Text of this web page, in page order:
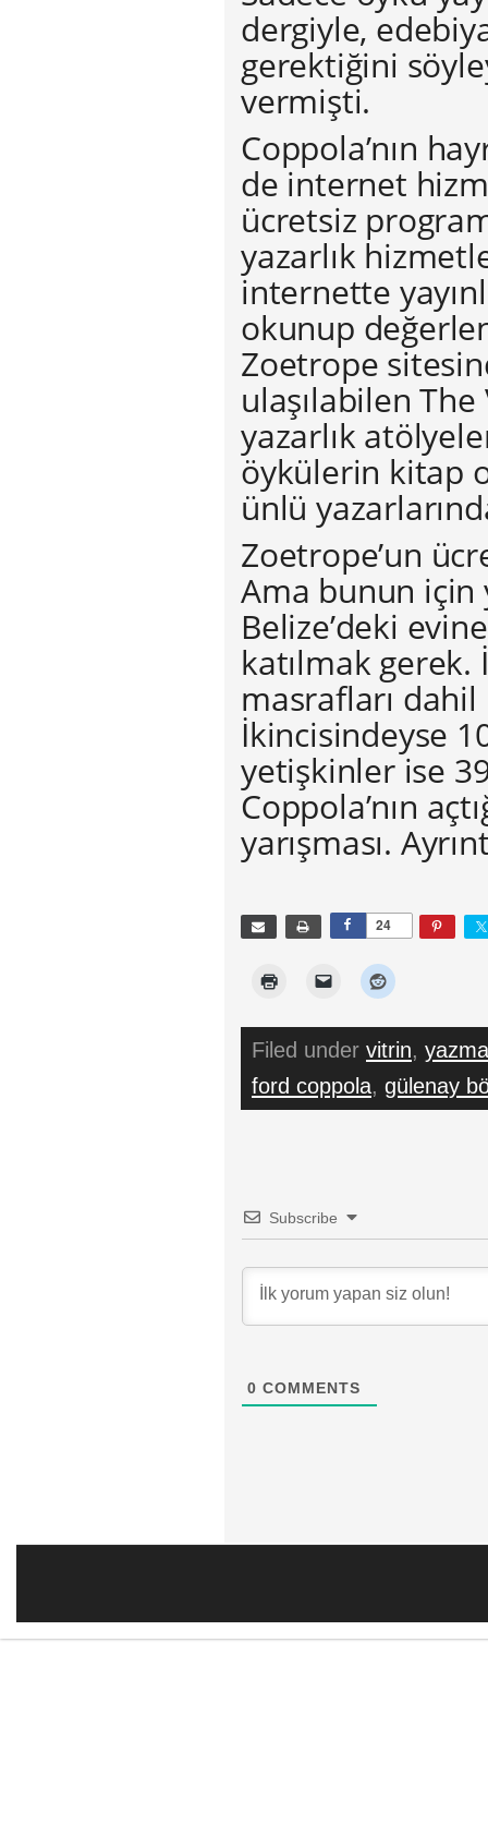
dergiyle,
gerektiğini
vermişti.
Coppola’nın
de internet
ücretsiz
yazarlık
internette
okunup
Zoetrope
ulaşılabilen The
yazarlık
öykülerin kitap
ünlü
Zoetrope’un
Ama bunun için
Belize’deki
katılmak
masrafları
İkincisindeyse
yetişkinler ise
Coppola’nın
yarışması.
24
Filed under vitrin,
ford coppola, gülenay
Subscribe
0 COMMENTS